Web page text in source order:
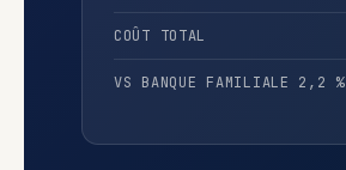
COÛT TOTAL
VS BANQUE FAMILIALE 2,2 %